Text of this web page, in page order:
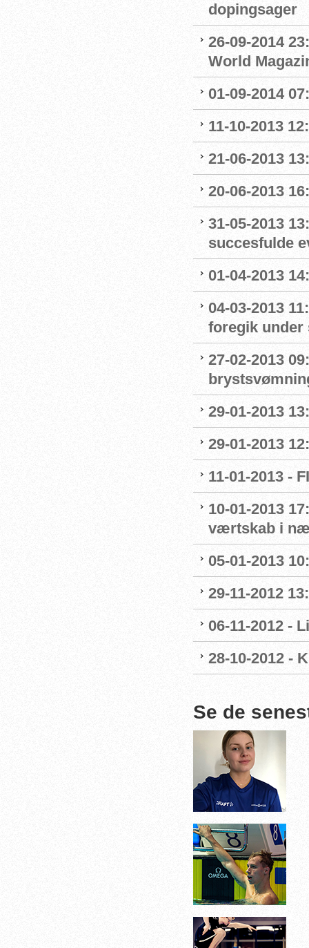
dopingsager
26-09-2014
World
01-09-2014
11-10-2013
21-06-2013
20-06-2013
31-05-2013
succesfulde
01-04-2013
04-03-2013
foregik under
27-02-2013
29-01-2013
29-01-2013
11-01-2013 -
10-01-2013
værtskab i
05-01-2013
29-11-2012
06-11-2012 -
28-10-2012 -
Se de